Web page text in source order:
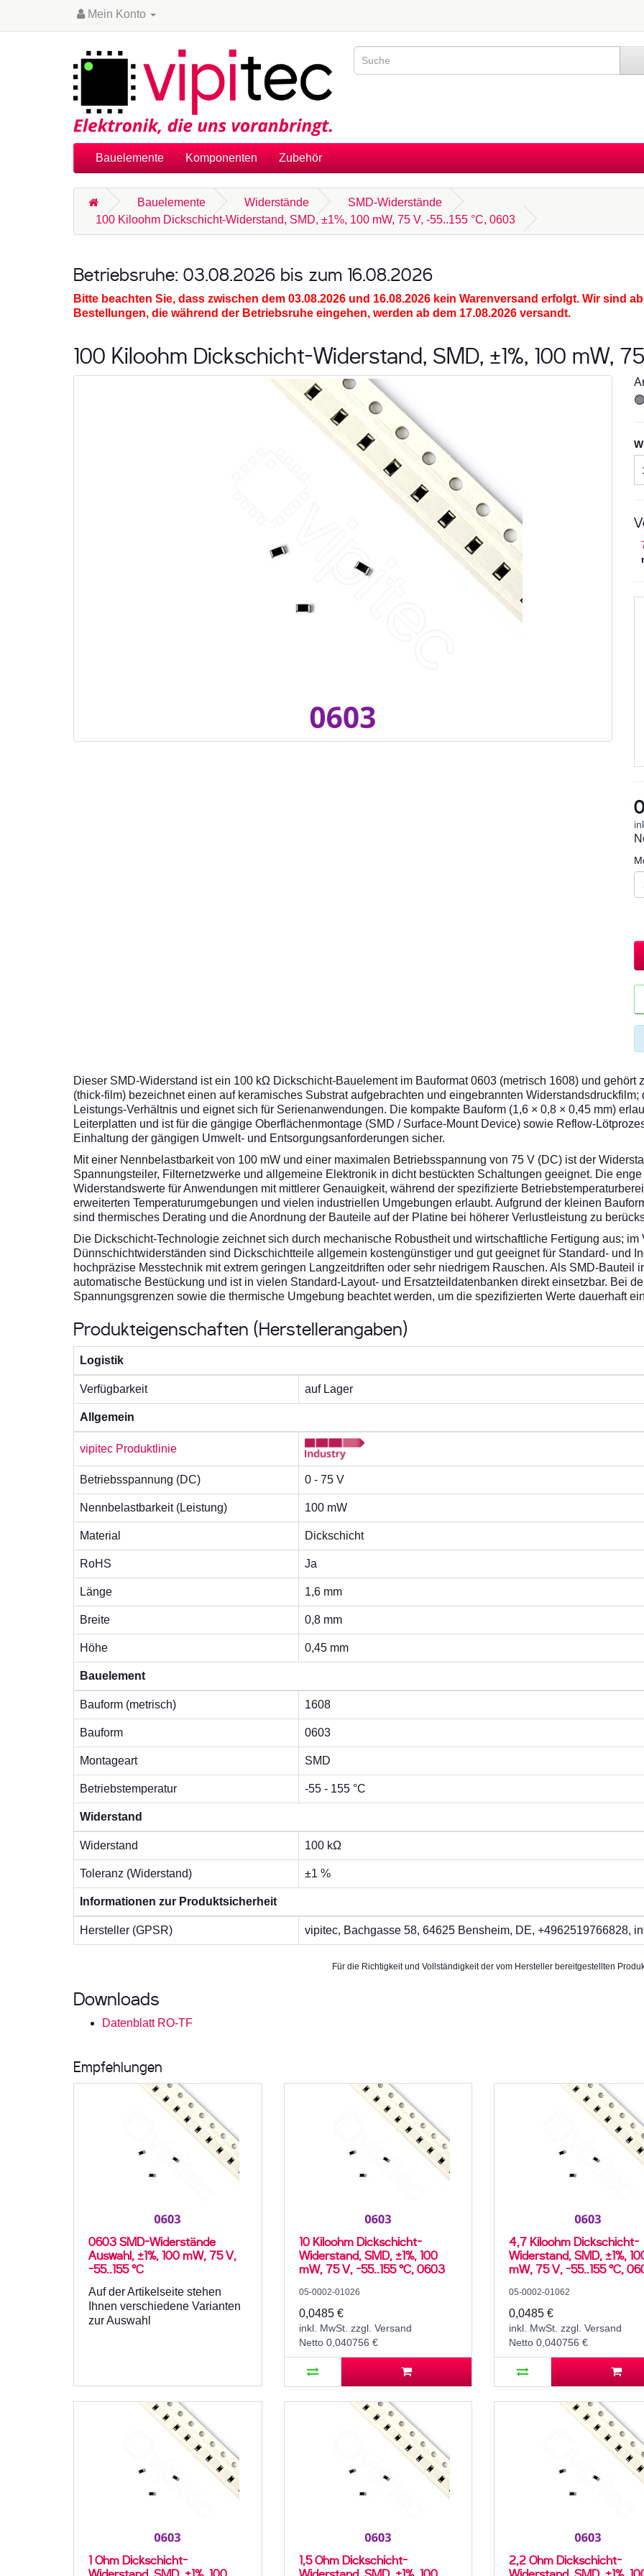
Mein Konto
Bauelemente Komponenten Zubehör
Bauelemente Widerstände
SMD-Widerstände
100 Kiloohm Dickschicht-Widerstand, SMD, ±1%, 100 mW, 75 V, -55..155 °C, 0603
Betriebsruhe: 03.08.2026 bis zum 16.08.2026
Bitte beachten Sie, dass zwischen dem 03.08.2026 und 16.08.2026 kein Warenversand erfolgt. Wir sind
Bestellungen, die während der Betriebsruhe eingehen, werden ab dem 17.08.2026 versandt.
100 Kiloohm Dickschicht-Widerstand, SMD, ±1%, 100 mW,
🟢
Dieser SMD-Widerstand ist ein 100 kΩ Dickschicht-Bauelement im Bauformat 0603 (metrisch 1608) und
(thick-film) bezeichnet einen auf keramisches Substrat aufgebrachten und eingebrannten
Leistungs-Verhältnis und eignet sich für Serienanwendungen. Die kompakte Bauform (1,6 × 0,8 × 0,45 mm)
Leiterplatten und ist für die gängige Oberflächenmontage (SMD / Surface-Mount Device) sowie Reflow-
Einhaltung der gängigen Umwelt- und Entsorgungsanforderungen sicher.
Mit einer Nennbelastbarkeit von 100 mW und einer maximalen Betriebsspannung von 75 V (DC) ist der
Spannungsteiler, Filternetzwerke und allgemeine Elektronik in dicht bestückten Schaltungen geeignet. Die
Widerstandswerte für Anwendungen mit mittlerer Genauigkeit, während der spezifizierte
erweiterten Temperaturumgebungen und vielen industriellen Umgebungen erlaubt. Aufgrund der kleinen
sind thermisches Derating und die Anordnung der Bauteile auf der Platine bei höherer Verlustleistung zu
Die Dickschicht-Technologie zeichnet sich durch mechanische Robustheit und wirtschaftliche Fertigung aus; im
Dünnschichtwiderständen sind Dickschichtteile allgemein kostengünstiger und gut geeignet für Standard- und
hochpräzise Messtechnik mit extrem geringen Langzeitdriften oder sehr niedrigem Rauschen. Als SMD-Bauteil
automatische Bestückung und ist in vielen Standard-Layout- und Ersatzteildatenbanken direkt einsetzbar. Bei
Spannungsgrenzen sowie die thermische Umgebung beachtet werden, um die spezifizierten Werte dauerhaft
Produkteigenschaften (Herstellerangaben)
Logistik
Verfügbarkeit auf Lager
Allgemein
vipitec Produktlinie
Betriebsspannung (DC) 0 - 75 V
Nennbelastbarkeit (Leistung) 100 mW
Material Dickschicht
RoHS Ja
Länge 1,6 mm
Breite 0,8 mm
Höhe 0,45 mm
Bauelement
Bauform (metrisch) 1608
Bauform 0603
Montageart SMD
Betriebstemperatur -55 - 155 °C
Widerstand
Widerstand 100 kΩ
Toleranz (Widerstand) ±1 %
Informationen zur Produktsicherheit
Hersteller (GPSR) vipitec, Bachgasse 58, 64625 Bensheim, DE, +4962519766828,
Für die Richtigkeit und Vollständigkeit der vom Hersteller bereitgestellten
Downloads
Datenblatt RO-TF
Empfehlungen
0603 SMD-Widerstände
Auswahl, ±1%, 100 mW, 75 V,
-55..155 °C
Auf der Artikelseite stehen
Ihnen verschiedene Varianten
zur Auswahl
10 Kiloohm Dickschicht-
Widerstand, SMD, ±1%, 100
mW, 75 V, -55..155 °C, 0603
05-0002-01026
0,0485 €
inkl. MwSt. zzgl. Versand
Netto 0,040756 €
4,7 Kiloohm Dickschicht-
Widerstand, SMD, ±1%,
mW, 75 V, -55..155 °C,
05-0002-01062
0,0485 €
inkl. MwSt. zzgl. Versand
Netto 0,040756 €
1 Ohm Dickschicht-
1,5 Ohm Dickschicht-
2,2 Ohm Dickschicht-